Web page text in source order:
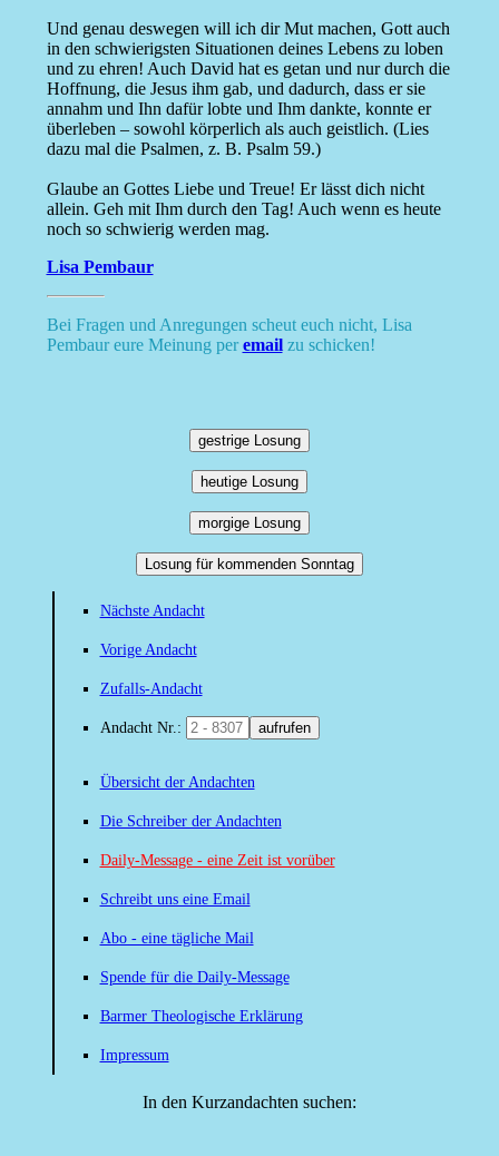
Und genau deswegen will ich dir Mut machen, Gott auch
in den schwierigsten Situationen deines Lebens zu loben
und zu ehren! Auch David hat es getan und nur durch die
Hoffnung, die Jesus ihm gab, und dadurch, dass er sie
annahm und Ihn dafür lobte und Ihm dankte, konnte er
überleben – sowohl körperlich als auch geistlich. (Lies
dazu mal die Psalmen, z. B. Psalm 59.)
Glaube an Gottes Liebe und Treue! Er lässt dich nicht
allein. Geh mit Ihm durch den Tag! Auch wenn es heute
noch so schwierig werden mag.
Lisa Pembaur
Bei Fragen und Anregungen scheut euch nicht, Lisa
Pembaur eure Meinung peremailzu schicken!
gestrige Losung
heutige Losung
morgige Losung
Losung für kommenden Sonntag
Nächste Andacht
Vorige Andacht
Zufalls-Andacht
Andacht Nr.: aufrufen
Übersicht der Andachten
Die Schreiber der Andachten
Daily-Message - eine Zeit ist vorüber
Schreibt uns eine Email
Abo - eine tägliche Mail
Spende für die Daily-Message
Barmer Theologische Erklärung
Impressum
In den Kurzandachten suchen: